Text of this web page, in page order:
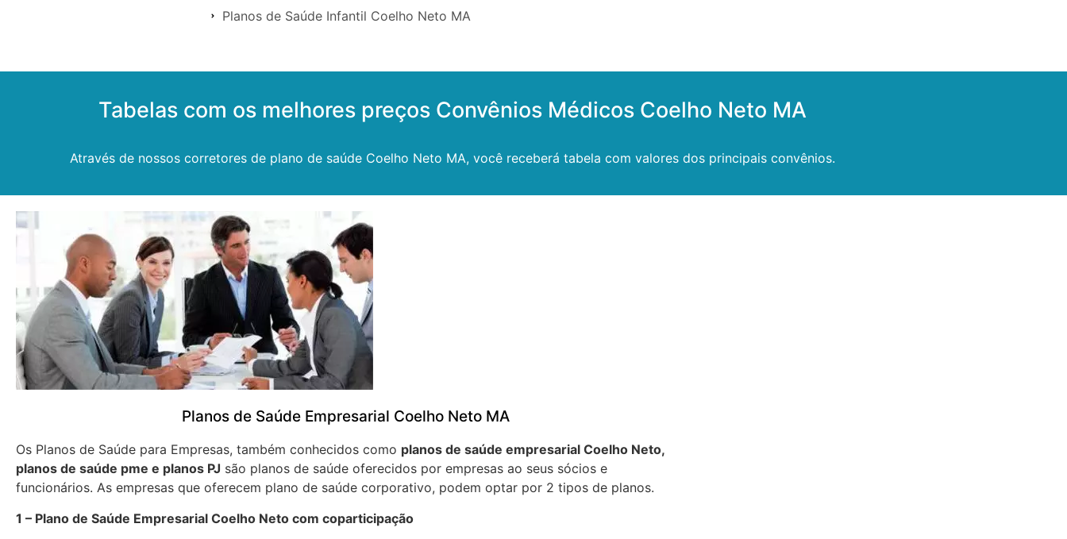
Planos de Saúde Infantil Coelho Neto MA
Tabelas com os melhores preços Convênios Médicos Coelho Neto MA
Através de nossos corretores de plano de saúde Coelho Neto MA, você receberá tabela com valores dos principais convênios.
Planos de Saúde Empresarial Coelho Neto MA
Os Planos de Saúde para Empresas, também conhecidos como planos de saúde empresarial Coelho Neto,
planos de saúde pme e planos PJ são planos de saúde oferecidos por empresas ao seus sócios e
funcionários. As empresas que oferecem plano de saúde corporativo, podem optar por 2 tipos de planos.
1 – Plano de Saúde Empresarial Coelho Neto com coparticipação